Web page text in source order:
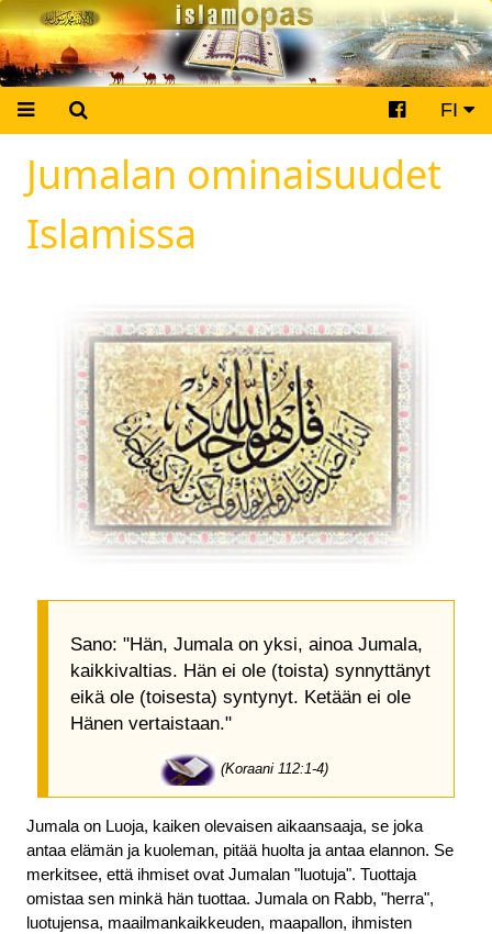
FI
Jumalan ominaisuudet
Islamissa
Sano: "Hän, Jumala on yksi, ainoa Jumala,
kaikkivaltias. Hän ei ole (toista) synnyttänyt
eikä ole (toisesta) syntynyt. Ketään ei ole
Hänen vertaistaan."
(Koraani 112:1-4)
Jumala on Luoja, kaiken olevaisen aikaansaaja, se joka
antaa elämän ja kuoleman, pitää huolta ja antaa elannon. Se
merkitsee, että ihmiset ovat Jumalan "luotuja". Tuottaja
omistaa sen minkä hän tuottaa. Jumala on Rabb, "herra",
luotujensa, maailmankaikkeuden, maapallon, ihmisten